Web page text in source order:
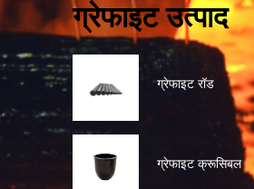
ग्रेफाइट उत्पाद
ग्रेफाइट रॉड
ग्रेफाइट क्रूसिबल